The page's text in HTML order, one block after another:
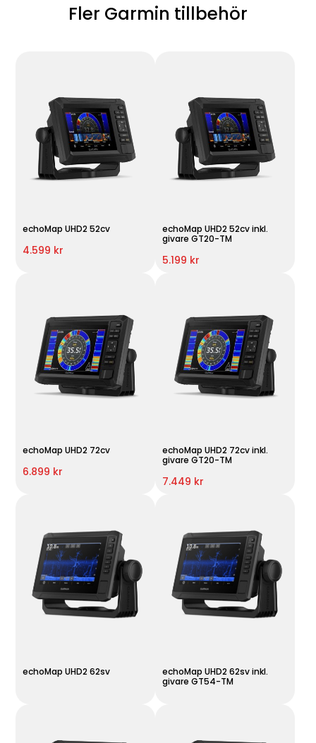
Fler Garmin tillbehör
echoMap UHD2 52cv
4.599 kr
echoMap UHD2 52cv inkl.
givare GT20-TM
5.199 kr
echoMap UHD2 72cv
6.899 kr
echoMap UHD2 72cv inkl.
givare GT20-TM
7.449 kr
echoMap UHD2 62sv
echoMap UHD2 62sv inkl.
givare GT54-TM